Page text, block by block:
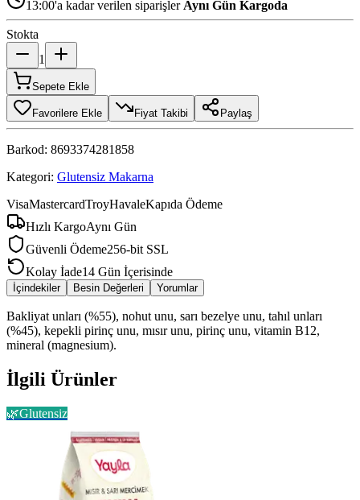
13:00'a kadar verilen siparişler Aynı Gün Kargoda
Stokta
1
Sepete Ekle
Favorilere Ekle Fiyat Takibi Paylaş
Barkod: 8693374281858
Kategori: Glutensiz Makarna
VisaMastercardTroyHavaleKapıda Ödeme
Hızlı KargoAynı Gün
Güvenli Ödeme256-bit SSL
Kolay İade14 Gün İçerisinde
İçindekiler Besin Değerleri Yorumlar
Bakliyat unları (%55), nohut unu, sarı bezelye unu, tahıl unları
(%45), kepekli pirinç unu, mısır unu, pirinç unu, vitamin B12,
mineral (magnesium).
İlgili Ürünler
🌿Glutensiz